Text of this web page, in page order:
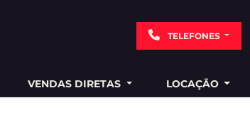
TELEFONES
VENDAS DIRETAS LOCAÇÃO